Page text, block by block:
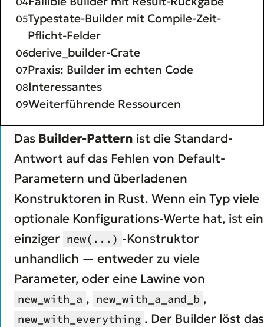
Typestate-Builder mit Compile-Zeit-
Pflicht-Felder
derive_builder-Crate
Praxis: Builder im echten Code
Interessantes
Weiterführende Ressourcen
Das Builder-Pattern ist die Standard-
Antwort auf das Fehlen von Default-
Parametern und überladenen
Konstruktoren in Rust. Wenn ein Typ viele
optionale Konfigurations-Werte hat, ist ein
einziger new(...) -Konstruktor
unhandlich — entweder zu viele
Parameter, oder eine Lawine von
new_with_a , new_with_a_and_b ,
new_with_everything . Der Builder löst das